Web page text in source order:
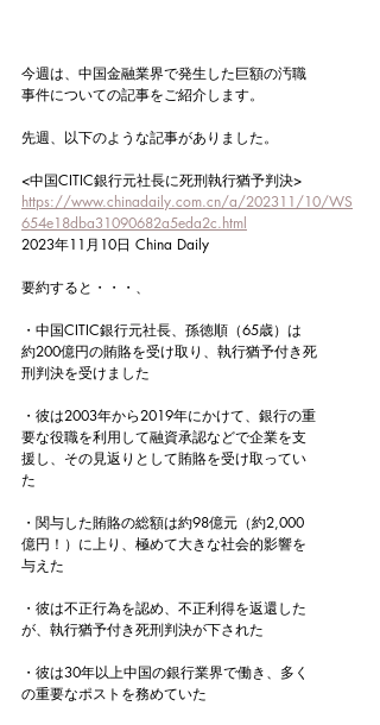
今週は、中国金融業界で発生した巨額の汚職
事件についての記事をご紹介します。
先週、以下のような記事がありました。
<中国CITIC銀行元社長に死刑執行猶予判決>
https://www.chinadaily.com.cn/a/202311/10/WS
654e18dba31090682a5eda2c.html
2023年11月10日 China Daily
要約すると・・・、
・中国CITIC銀行元社長、孫徳順（65歳）は
約200億円の賄賂を受け取り、執行猶予付き死
刑判決を受けました
・彼は2003年から2019年にかけて、銀行の重
要な役職を利用して融資承認などで企業を支
援し、その見返りとして賄賂を受け取ってい
た
・関与した賄賂の総額は約98億元（約2,000
億円！）に上り、極めて大きな社会的影響を
与えた
・彼は不正行為を認め、不正利得を返還した
が、執行猶予付き死刑判決が下された
・彼は30年以上中国の銀行業界で働き、多く
の重要なポストを務めていた